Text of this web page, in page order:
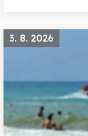
3. 8. 2026